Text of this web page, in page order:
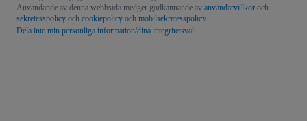
Användande av denna webbsida medger godkännande av användarvillkor och
sekretesspolicy och cookiepolicy och mobilsekretesspolicy
Dela inte min personliga information/dina integritetsval